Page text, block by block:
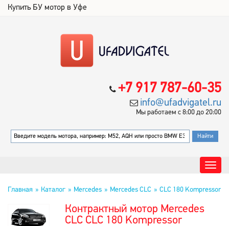
Купить БУ мотор в Уфе
+7 917 787-60-35
info@ufadvigatel.ru
Мы работаем с 8:00 до 20:00
Главная Каталог Mercedes Mercedes CLC CLC 180 Kompressor
Контрактный мотор Mercedes
CLC CLC 180 Kompressor